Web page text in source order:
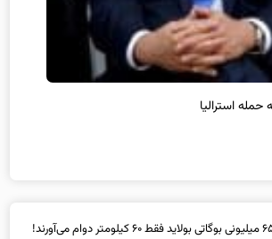
حمله استرالیا